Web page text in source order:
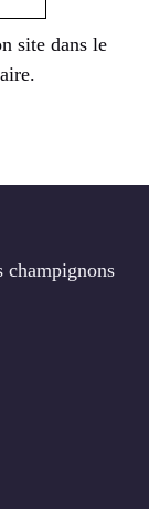
site dans le
champignons